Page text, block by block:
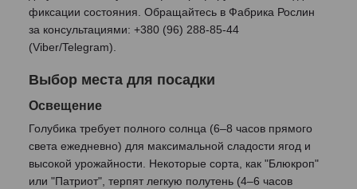
фиксации состояния. Обращайтесь в Фабрика Рослин
за консультациями: +380 (96) 288-85-44
(Viber/Telegram).
Выбор места для посадки
Освещение
Голубика требует полного солнца (6–8 часов прямого
света ежедневно) для максимальной сладости ягод и
высокой урожайности. Некоторые сорта, как "Блюкроп"
или "Патриот", терпят легкую полутень (4–6 часов